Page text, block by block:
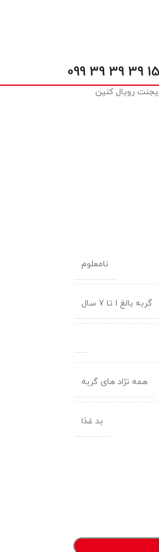
15 39 39 39 099
رویال کنین
نامعلوم
گربه بالغ 1 تا 7 سال
همه نژاد های گربه
بد غذا